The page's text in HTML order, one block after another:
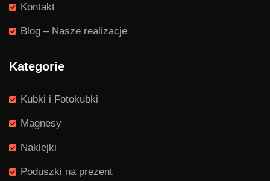
Kontakt
Blog – Nasze realizacje
Kategorie
Kubki i Fotokubki
Magnesy
Naklejki
Poduszki na prezent